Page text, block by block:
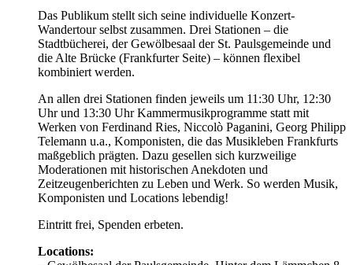
Das Publikum stellt sich seine individuelle Konzert-
Wandertour selbst zusammen. Drei Stationen – die
Stadtbücherei, der Gewölbesaal der St. Paulsgemeinde und
die Alte Brücke (Frankfurter Seite) – können flexibel
kombiniert werden.
An allen drei Stationen finden jeweils um 11:30 Uhr, 12:30
Uhr und 13:30 Uhr Kammermusikprogramme statt mit
Werken von Ferdinand Ries, Niccolò Paganini, Georg Philipp
Telemann u.a., Komponisten, die das Musikleben Frankfurts
maßgeblich prägten. Dazu gesellen sich kurzweilige
Moderationen mit historischen Anekdoten und
Zeitzeugenberichten zu Leben und Werk. So werden Musik,
Komponisten und Locations lebendig!
Eintritt frei, Spenden erbeten.
Locations: